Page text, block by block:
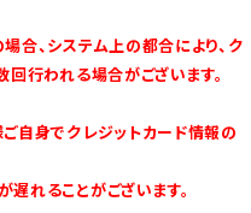
合、システム上の都合により、ク
回行われる場合がございます。
自身でクレジットカード情報の
れることがございます。